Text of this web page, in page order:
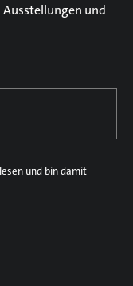
und
und bin damit